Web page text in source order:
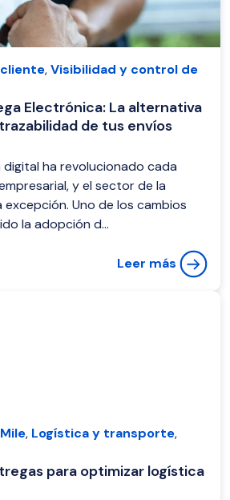
,Visibilidad y control de
Electrónica: La alternativa
de tus envíos
ha revolucionado cada
y el sector de la
Uno de los cambios
la adopción d...
Leer más
, Logística y transporte,
para optimizar logística